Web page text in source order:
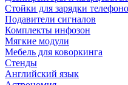
Стойки для зарядки
Подавители сигналов
Комплекты инфозон
Мягкие модули
Мебель для коворкинга
Стенды
Английский язык